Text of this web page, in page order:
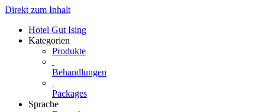
Direkt zum Inhalt
Hotel Gut Ising
Kategorien
Produkte
Behandlungen
Packages
Sprache